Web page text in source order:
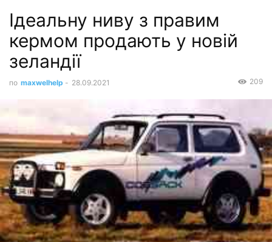
Ідеальну ниву з правим
кермом продають у новій
зеландії
по maxwelhelp - 28.09.2021 209